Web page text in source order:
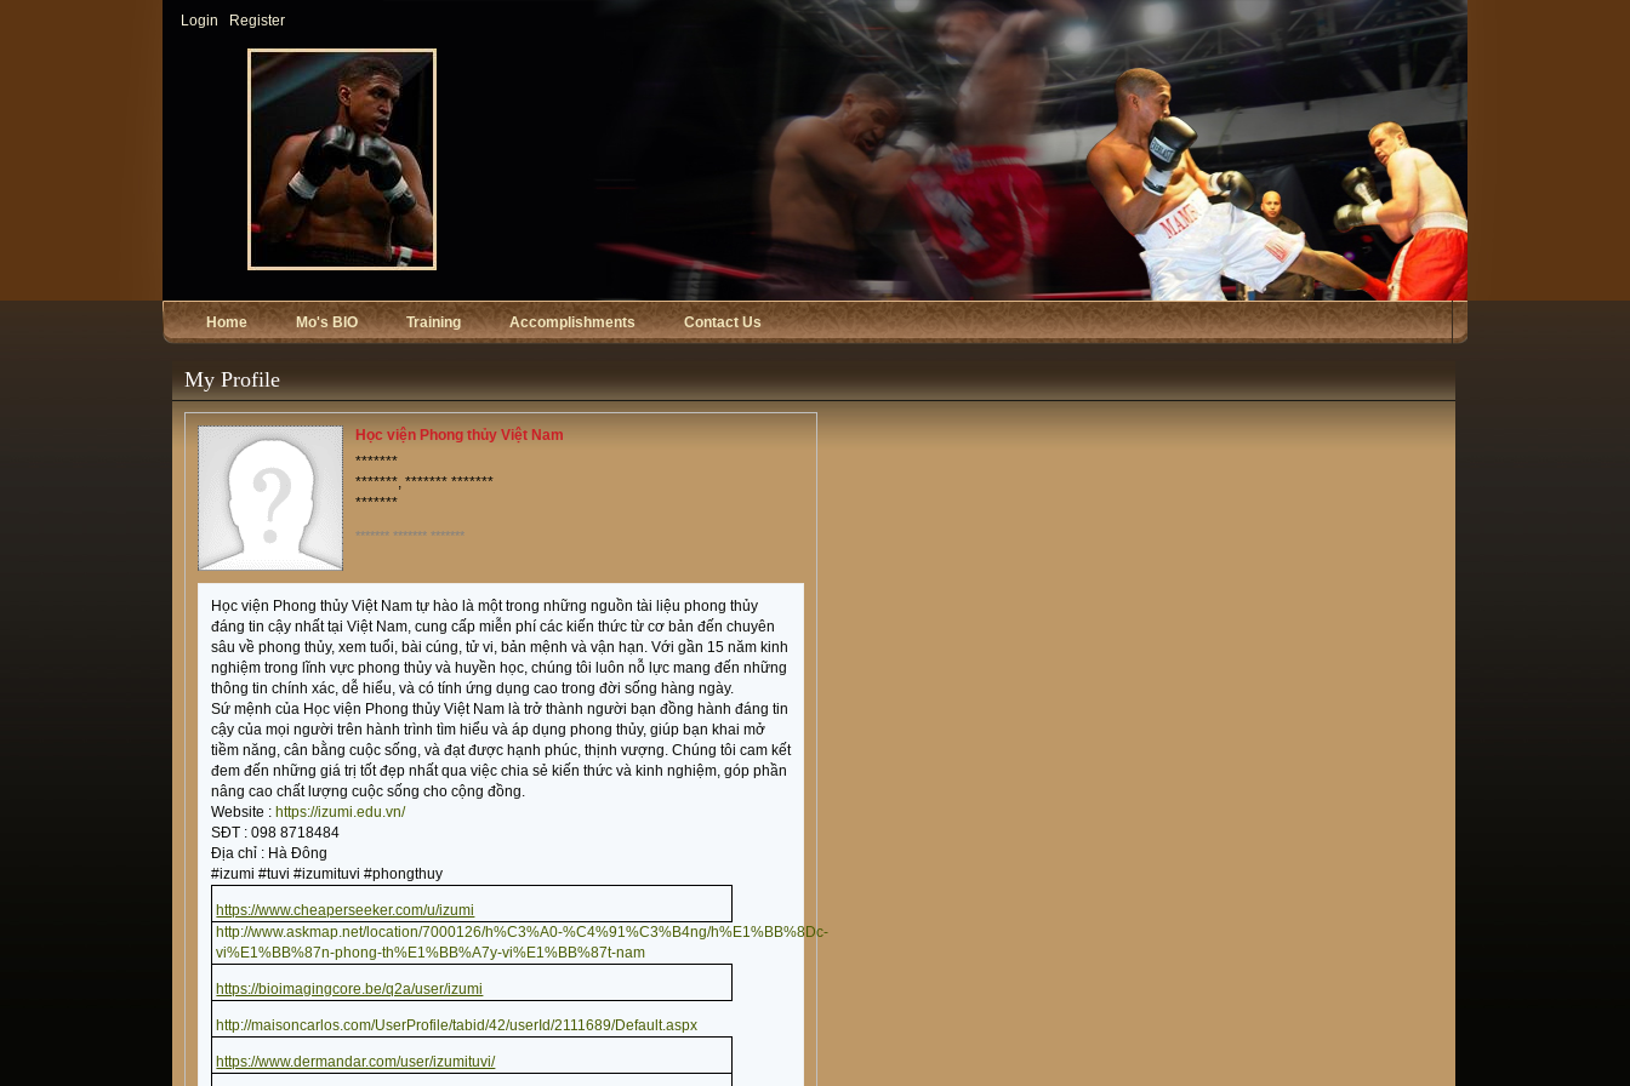
Login Register
Home Mo's BIO Training Accomplishments Contact Us
My Profile
Học viện Phong thủy Việt Nam
*******
*******, ******* *******
*******
******* ******* *******
Học viện Phong thủy Việt Nam tự hào là một trong những nguồn tài liệu phong thủy
đáng tin cậy nhất tại Việt Nam, cung cấp miễn phí các kiến thức từ cơ bản đến chuyên
sâu về phong thủy, xem tuổi, bài cúng, tử vi, bản mệnh và vận hạn. Với gần 15 năm kinh
nghiệm trong lĩnh vực phong thủy và huyền học, chúng tôi luôn nỗ lực mang đến những
thông tin chính xác, dễ hiểu, và có tính ứng dụng cao trong đời sống hàng ngày.
Sứ mệnh của Học viện Phong thủy Việt Nam là trở thành người bạn đồng hành đáng tin
cậy của mọi người trên hành trình tìm hiểu và áp dụng phong thủy, giúp bạn khai mở
tiềm năng, cân bằng cuộc sống, và đạt được hạnh phúc, thịnh vượng. Chúng tôi cam kết
đem đến những giá trị tốt đẹp nhất qua việc chia sẻ kiến thức và kinh nghiệm, góp phần
nâng cao chất lượng cuộc sống cho cộng đồng.
Website : https://izumi.edu.vn/
SĐT : 098 8718484
Địa chỉ : Hà Đông
#izumi #tuvi #izumituvi #phongthuy
https://www.cheaperseeker.com/u/izumi
http://www.askmap.net/location/7000126/h%C3%A0-%C4%91%C3%B4ng/h%E1%BB%8Dc-
vi%E1%BB%87n-phong-th%E1%BB%A7y-vi%E1%BB%87t-nam
https://bioimagingcore.be/q2a/user/izumi
http://maisoncarlos.com/UserProfile/tabid/42/userId/2111689/Default.aspx
https://www.dermandar.com/user/izumituvi/